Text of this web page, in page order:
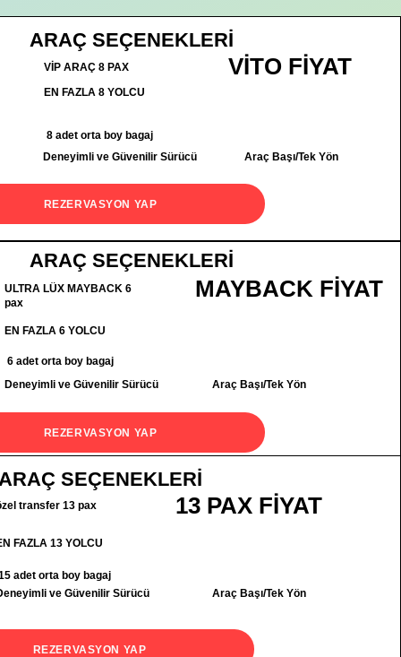
ARAÇ SEÇENEKLERİ
VİP ARAÇ 8 PAX VİTO FİYAT
EN FAZLA 8 YOLCU
8 adet orta boy bagaj
Deneyimli ve Güvenilir Sürücü
Araç Başı/Tek Yön
REZERVASYON YAP
ARAÇ SEÇENEKLERİ
ULTRA LÜX MAYBACK 6
pax
MAYBACK FİYAT
EN FAZLA 6 YOLCU
6 adet orta boy bagaj
Deneyimli ve Güvenilir Sürücü
Araç Başı/Tek Yön
REZERVASYON YAP
SEÇENEKLERİ
transfer 13 pax 13 PAX FİYAT
FAZLA 13 YOLCU
adet orta boy bagaj
ve Güvenilir Sürücü
Araç Başı/Tek Yön
REZERVASYON YAP